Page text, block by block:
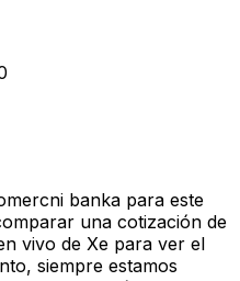
banka para este
una cotización de
vivo de Xe para ver el
siempre estamos